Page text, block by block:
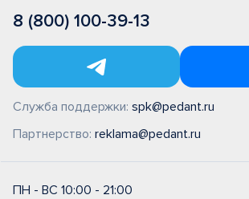
8 (800) 100-39-13
Служба поддержки: spk@pedant.ru
Партнерство: reklama@pedant.ru
ПН - ВС 10:00 - 21:00